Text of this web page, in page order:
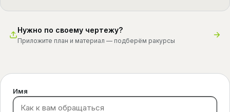
Нужно по своему чертежу?
Приложите план и материал — подберём ракурсы
Имя